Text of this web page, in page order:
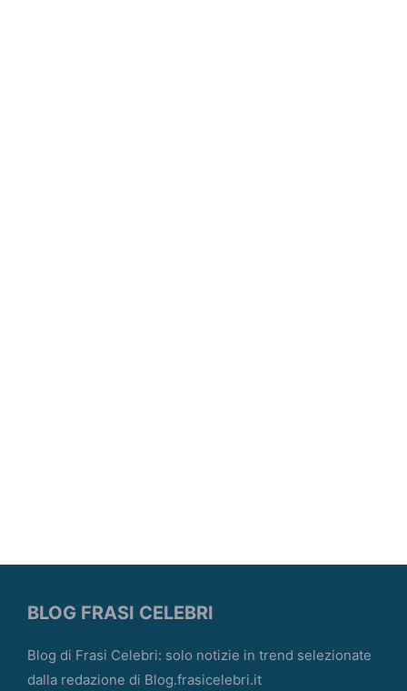
BLOG FRASI CELEBRI
Blog di Frasi Celebri: solo notizie in trend selezionate
dalla redazione di Blog.frasicelebri.it